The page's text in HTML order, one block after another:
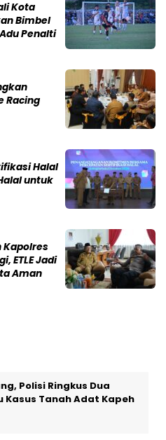
Kota
Bimbel
Penalti
Racing
Halal
untuk
Kapolres
ETLE Jadi
Aman
Polisi Ringkus Dua
Kasus Tanah Adat Kapeh